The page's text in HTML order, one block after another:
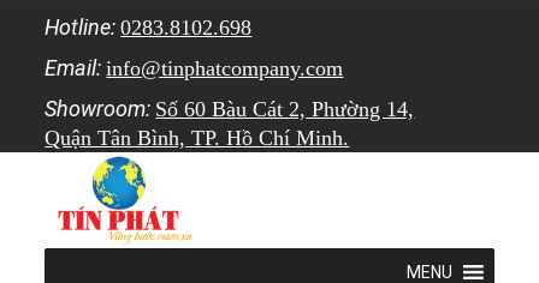
Hotline: 0283.8102.698
Email: info@tinphatcompany.com
Showroom: Số 60 Bàu Cát 2, Phường 14,
Quận Tân Bình, TP. Hồ Chí Minh.
MENU